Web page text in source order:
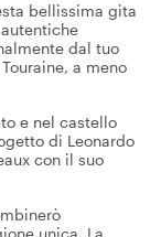
bellissima gita
dal tuo
a meno
e nel castello
di Leonardo
con il suo
unica. La